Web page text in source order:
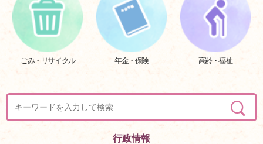
ごみ・リサイクル 年金・保険 高齢・福祉
行政情報